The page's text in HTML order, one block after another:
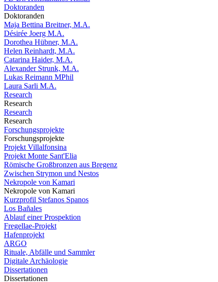
Doktoranden
Doktoranden
Maja Bettina Breitner, M.A.
Désirée Joerg M.A.
Dorothea Hübner, M.A.
Helen Reinhardt, M.A.
Catarina Haider, M.A.
Alexander Strunk, M.A.
Lukas Reimann MPhil
Laura Sarli M.A.
Research
Research
Research
Research
Forschungsprojekte
Forschungsprojekte
Projekt Villalfonsina
Projekt Monte Sant'Elia
Römische Großbronzen aus Bregenz
Zwischen Strymon und Nestos
Nekropole von Kamari
Nekropole von Kamari
Kurzprofil Stefanos Spanos
Los Bañales
Ablauf einer Prospektion
Fregellae-Projekt
Hafenprojekt
ARGO
Rituale, Abfälle und Sammler
Digitale Archäologie
Dissertationen
Dissertationen